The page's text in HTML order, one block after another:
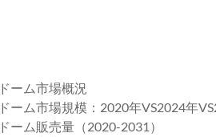
ーム市場概況
ーム市場規模：2020年VS2024年
ーム販売量（2020-2031）